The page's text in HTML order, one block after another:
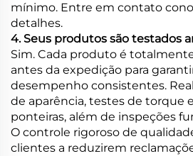
mínimo. Entre em contato
detalhes.
4. Seus produtos são testados
Sim. Cada produto é
antes da expedição para
desempenho consistentes.
de aparência, testes de torque
ponteiras, além de inspeções
O controle rigoroso de
clientes a reduzirem